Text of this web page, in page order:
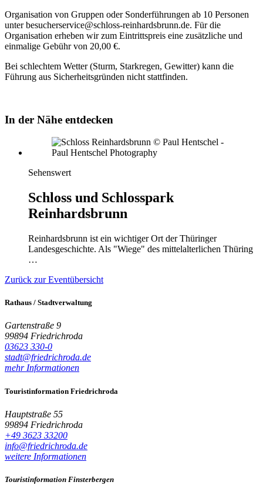
Organisation von Gruppen oder Sonderführungen ab 10 Personen
unter besucherservice@schloss-reinhardsbrunn.de. Für die
Organisation erheben wir zum Eintrittspreis eine zusätzliche und
einmalige Gebühr von 20,00 €.
Bei schlechtem Wetter (Sturm, Starkregen, Gewitter) kann die
Führung aus Sicherheitsgründen nicht stattfinden.
In der Nähe entdecken
Sehenswert
Schloss und Schlosspark
Reinhardsbrunn
Reinhardsbrunn ist ein wichtiger Ort der Thüringer
Landesgeschichte. Als "Wiege" des mittelalterlichen Thüring
…
Zurück zur Eventübersicht
Rathaus / Stadtverwaltung
Gartenstraße 9
99894 Friedrichroda
03623 330-0
stadt@friedrichroda.de
mehr Informationen
Touristinformation Friedrichroda
Hauptstraße 55
99894 Friedrichroda
+49 3623 33200
info@friedrichroda.de
weitere Informationen
Touristinformation Finsterbergen